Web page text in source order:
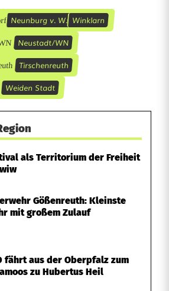
Neunburg v. W. Winklarn
Neustadt/WN
Tirschenreuth
Weiden Stadt
als Territorium der Freiheit
Gößenreuth: Kleinste
mit großem Zulauf
fährt aus der Oberpfalz zum
zu Hubertus Heil